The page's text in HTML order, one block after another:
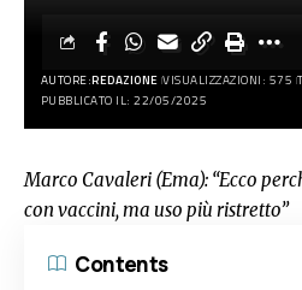
AUTORE:REDAZIONE VISUALIZZAZIONI: 575
PUBBLICATO IL: 22/05/2025
Marco Cavaleri (Ema): “Ecco
con vaccini, ma uso più ristretto”
Contents